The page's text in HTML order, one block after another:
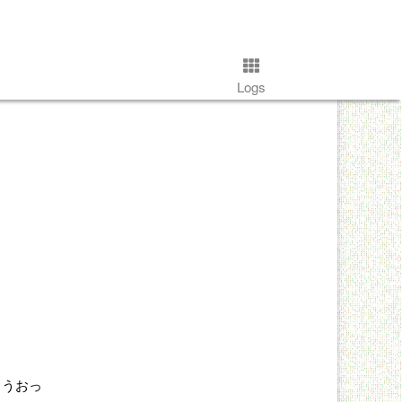
Logs
おっ